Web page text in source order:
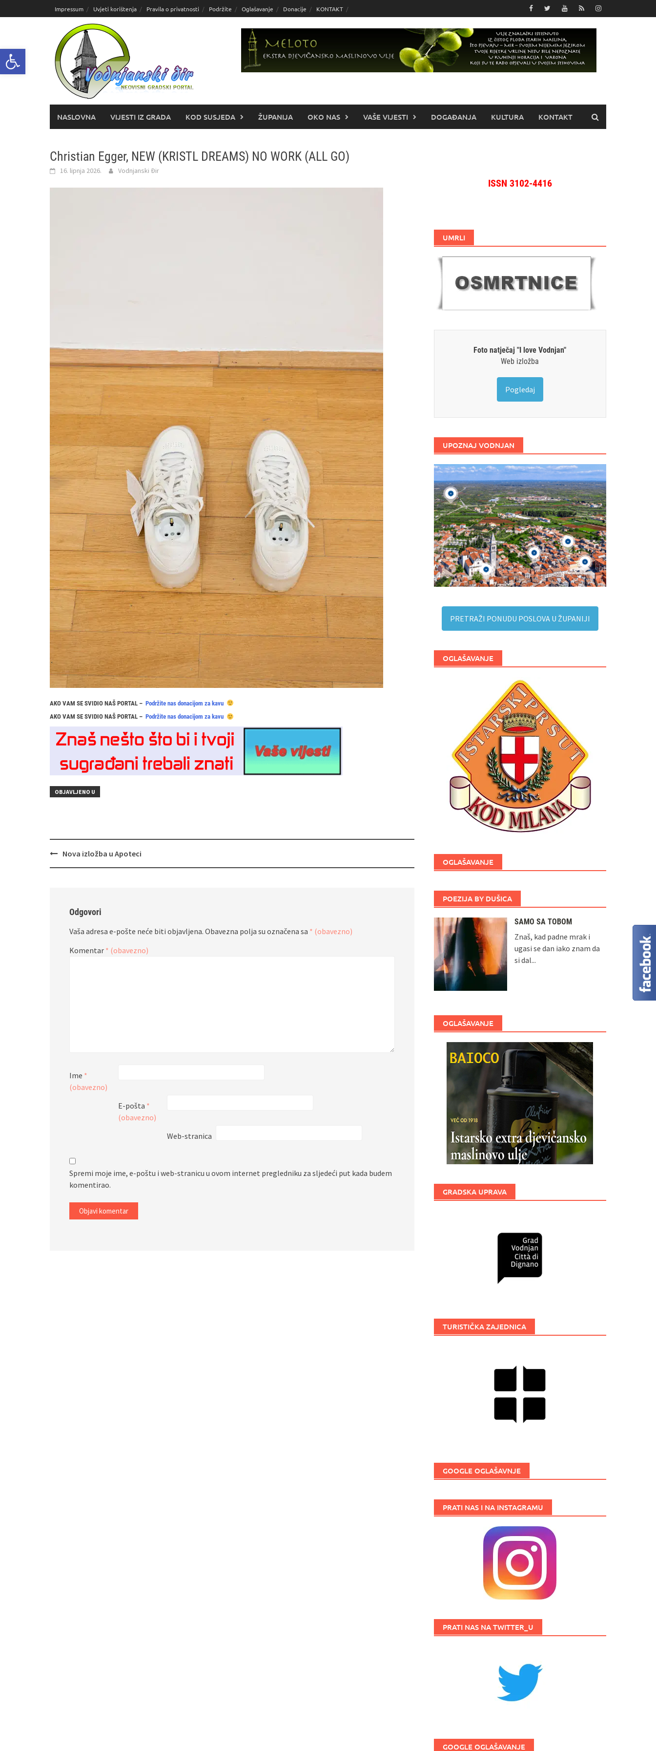
Open toolbar
do
Impressum Uvjeti korištenja Pravila o privatnosti Podržite Oglašavanje Donacije KONTAKT
NASLOVNA VIJESTI IZ GRADA KOD SUSJEDA ŽUPANIJA OKO NAS VAŠE VIJESTI DOGAĐANJA KULTURA KONTAKT
Christian Egger, NEW (KRISTL DREAMS) NO WORK (ALL GO)
16. lipnja 2026. Vodnjanski Đir
AKO VAM SE SVIDIO NAŠ PORTAL – Podržite nas donacijom za kavu
AKO VAM SE SVIDIO NAŠ PORTAL – Podržite nas donacijom za kavu
OBJAVLJENO U
Navigacija
Nova izložba u Apoteci
Odgovori
Vaša adresa e-pošte neće biti objavljena. Obavezna polja su označena sa * (obavezno)
Komentar * (obavezno)
Ime *
(obavezno)
E-pošta *
(obavezno)
Web-stranica
Spremi moje ime, e-poštu i web-stranicu u ovom internet pregledniku za sljedeći put kada budem
komentirao.
ISSN 3102-4416
UMRLI
Foto natječaj "I love Vodnjan"
Web izložba
Pogledaj
UPOZNAJ VODNJAN
PRETRAŽI PONUDU POSLOVA U ŽUPANIJI
OGLAŠAVANJE
OGLAŠAVANJE
POEZIJA BY DUŠICA
SAMO SA TOBOM
Znaš, kad padne mrak i
ugasi se dan iako znam da
si dal...
OGLAŠAVANJE
GRADSKA UPRAVA
TURISTIČKA ZAJEDNICA
GOOGLE OGLAŠAVNJE
PRATI NAS I NA INSTAGRAMU
PRATI NAS NA TWITTER_U
GOOGLE OGLAŠAVANJE